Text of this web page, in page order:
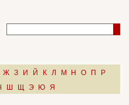
Ж З И Й К Л М Н О П
Р
Ш Щ Э Ю Я